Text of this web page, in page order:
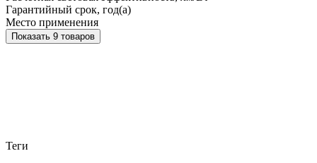
Гарантийный срок, год(а)
Место применения
Показать 9 товаров
Теги